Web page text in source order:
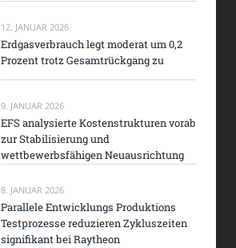
12. JANUAR 2026
Erdgasverbrauch legt moderat um 0,2
Prozent trotz Gesamtrückgang zu
9. JANUAR 2026
EFS analysierte Kostenstrukturen vorab
zur Stabilisierung und
wettbewerbsfähigen Neuausrichtung
8. JANUAR 2026
Parallele Entwicklungs Produktions
Testprozesse reduzieren Zykluszeiten
signifikant bei Raytheon